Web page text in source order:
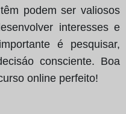
podem ser valiosos
interesses e
é pesquisar,
consciente. Boa
online perfeito!